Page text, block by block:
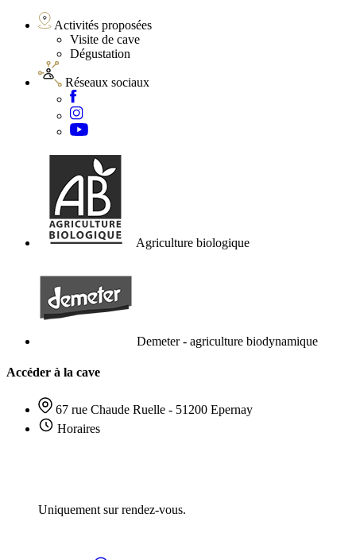
Activités proposées
Visite de cave
Dégustation
Réseaux sociaux
Agriculture biologique
Demeter - agriculture biodynamique
Accéder à la cave
67 rue Chaude Ruelle - 51200 Epernay
Horaires
Uniquement sur rendez-vous.